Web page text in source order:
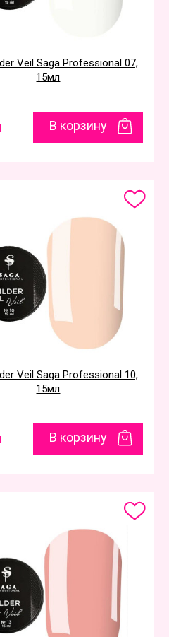
Veil Saga Professional 07,
15мл
В корзину
Veil Saga Professional 10,
15мл
В корзину